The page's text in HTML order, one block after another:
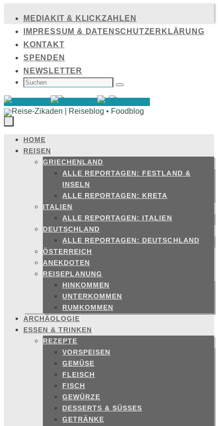
Inhalt
springen
MEDIAKIT & KLICKZAHLEN
IMPRESSUM & DATENSCHUTZERKLÄRUNG
KONTAKT
SPENDEN
NEWSLETTER
SUCHEN
NACH: Suchen
Zum
Inhalt
springen
HOME
REISEN
GRIECHENLAND
ALLE REPORTAGEN: FESTLAND &
INSELN
ALLE REPORTAGEN: KRETA
ITALIEN
ALLE REPORTAGEN: ITALIEN
DEUTSCHLAND
ALLE REPORTAGEN: DEUTSCHLAND
ÖSTERREICH
ANEKDOTEN
REISEPLANUNG
HINKOMMEN
UNTERKOMMEN
RUMKOMMEN
ARCHÄOLOGIE
ESSEN & TRINKEN
REZEPTE
VORSPEISEN
GEMÜSE
FLEISCH
FISCH
GEWÜRZE
DESSERTS & SÜSSES
GETRÄNKE